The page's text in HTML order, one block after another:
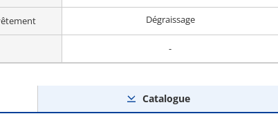
Dégraissage
-
Catalogue